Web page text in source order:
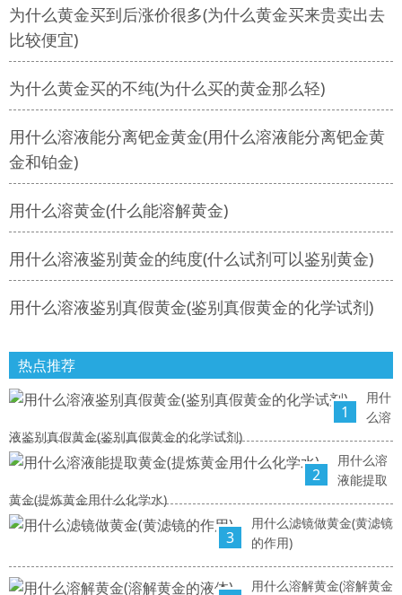
为什么黄金买到后涨价很多(为什么黄金买来贵卖出去
比较便宜)
为什么黄金买的不纯(为什么买的黄金那么轻)
用什么溶液能分离钯金黄金(用什么溶液能分离钯金黄
金和铂金)
用什么溶黄金(什么能溶解黄金)
用什么溶液鉴别黄金的纯度(什么试剂可以鉴别黄金)
用什么溶液鉴别真假黄金(鉴别真假黄金的化学试剂)
热点推荐
1
用什
么溶
液鉴别真假黄金(鉴别真假黄金的化学试剂)
2
用什么溶
液能提取
黄金(提炼黄金用什么化学水)
3
用什么滤镜做黄金(黄滤镜
的作用)
用什么溶解黄金(溶解黄金